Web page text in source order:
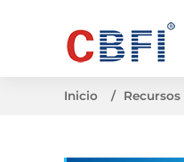
Inicio Recursos